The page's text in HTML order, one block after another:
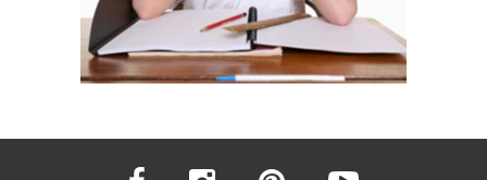
facebook instagram